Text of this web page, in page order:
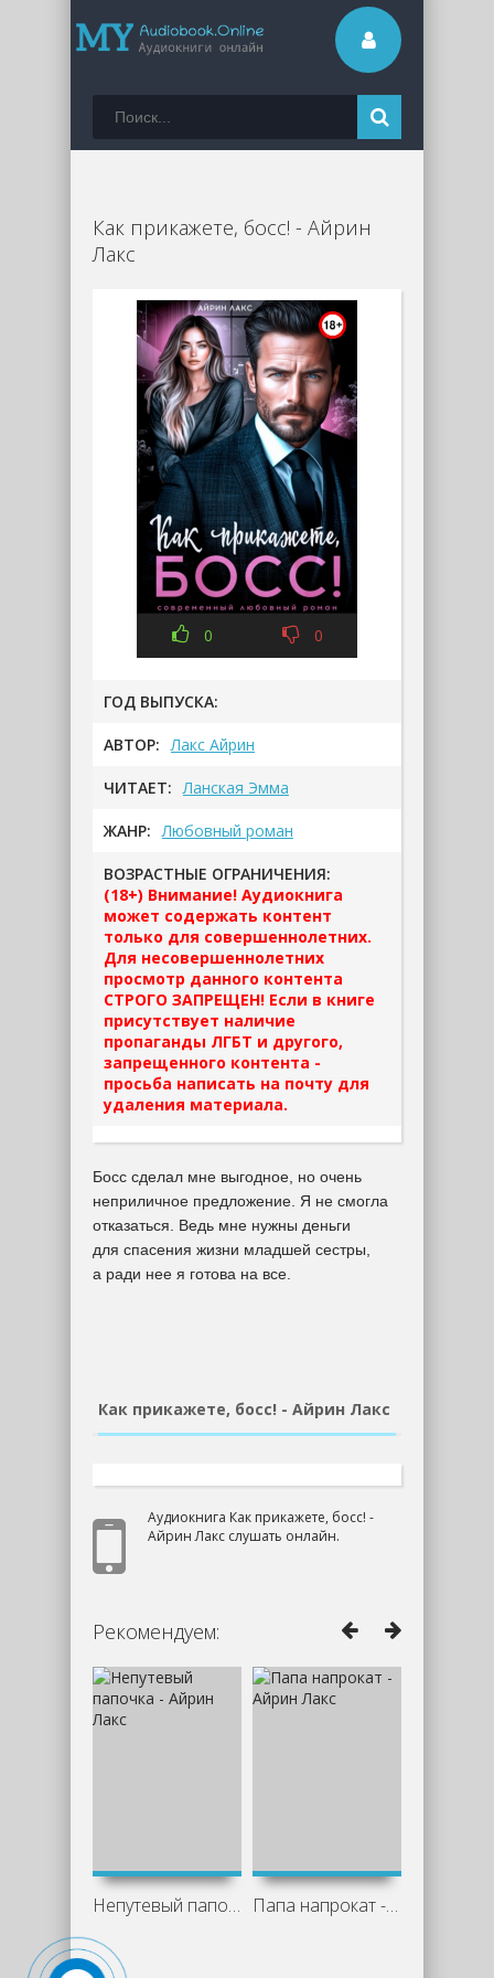
Как прикажете, босс! - Айрин
Лакс
0 0
ГОД ВЫПУСКА:
АВТОР: Лакс Айрин
ЧИТАЕТ: Ланская Эмма
ЖАНР: Любовный роман
ВОЗРАСТНЫЕ ОГРАНИЧЕНИЯ:
(18+) Внимание! Аудиокнига
может содержать контент
только для совершеннолетних.
Для несовершеннолетних
просмотр данного контента
СТРОГО ЗАПРЕЩЕН! Если в книге
присутствует наличие
пропаганды ЛГБТ и другого,
запрещенного контента -
просьба написать на почту для
удаления материала.
Босс сделал мне выгодное, но очень
неприличное предложение. Я не смогла
отказаться. Ведь мне нужны деньги
для спасения жизни младшей сестры,
а ради нее я готова на все.
Как прикажете, босс! - Айрин Лакс
Аудиокнига Как прикажете, босс! -
Айрин Лакс слушать онлайн.
Рекомендуем:
Непутевый папочка - Айрин Лакс Папа напрокат - Айрин Лакс